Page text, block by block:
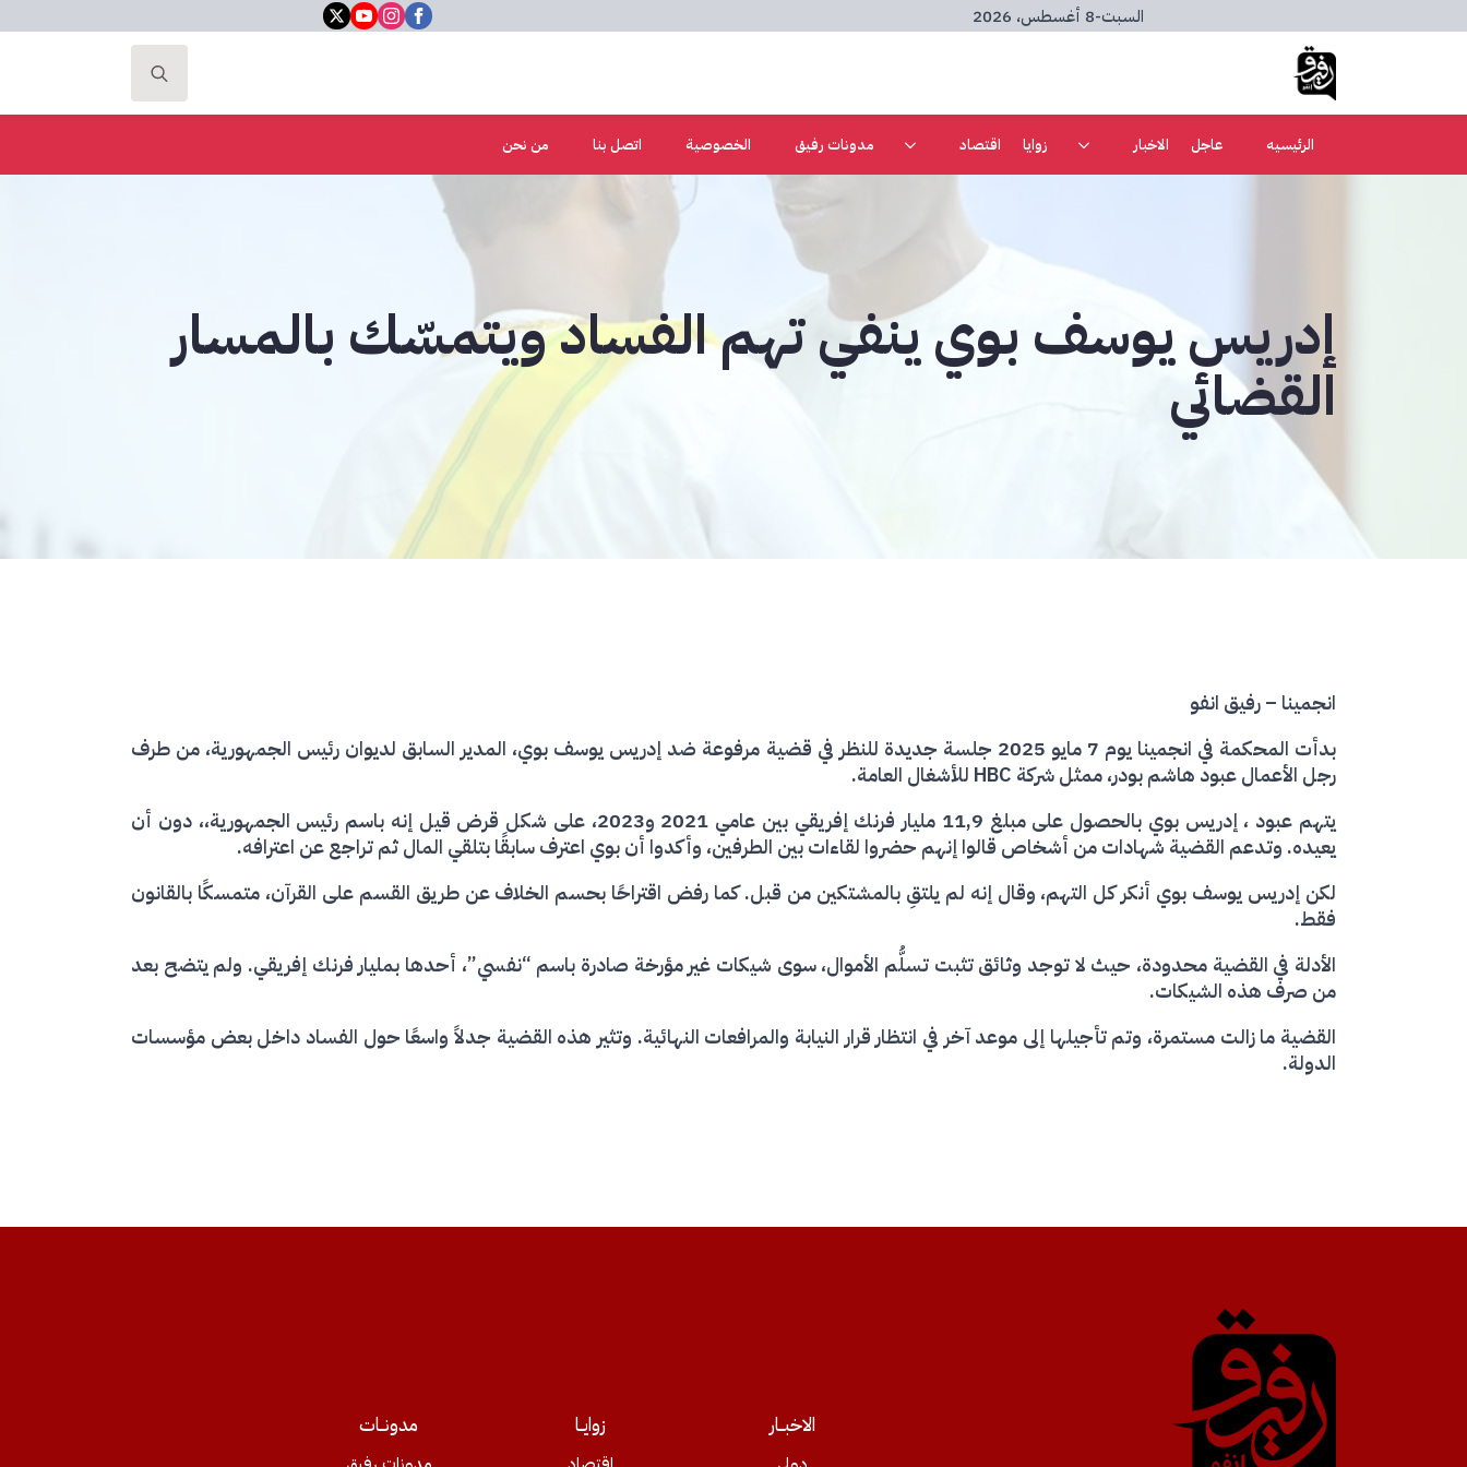
السبت-8 أغسطس، 2026
Search
الرئيسيه عاجل الاخبار زوايا اقتصاد مدونات رفيق الخصوصية اتصل بنا من نحن
إدريس يوسف بوي ينفي تهم الفساد ويتمسّك بالمسار
القضائي
انجمينا – رفيق انفو
بدأت المحكمة في انجمينا يوم 7 مايو 2025 جلسة جديدة للنظر في قضية مرفوعة ضد إدريس يوسف بوي، المدير السابق لديوان رئيس الجمهورية، من طرف
رجل الأعمال عبود هاشم بودر، ممثل شركة HBC للأشغال العامة.
يتهم عبود ، إدريس بوي بالحصول على مبلغ 11,9 مليار فرنك إفريقي بين عامي 2021 و2023، على شكل قرض قيل إنه باسم رئيس الجمهورية،، دون أن
يعيده. وتدعم القضية شهادات من أشخاص قالوا إنهم حضروا لقاءات بين الطرفين، وأكدوا أن بوي اعترف سابقًا بتلقي المال ثم تراجع عن اعترافه.
لكن إدريس يوسف بوي أنكر كل التهم، وقال إنه لم يلتقِ بالمشتكين من قبل. كما رفض اقتراحًا بحسم الخلاف عن طريق القسم على القرآن، متمسكًا بالقانون
فقط.
الأدلة في القضية محدودة، حيث لا توجد وثائق تثبت تسلُّم الأموال، سوى شيكات غير مؤرخة صادرة باسم “نفسي”، أحدها بمليار فرنك إفريقي. ولم يتضح بعد
من صرف هذه الشيكات.
القضية ما زالت مستمرة، وتم تأجيلها إلى موعد آخر في انتظار قرار النيابة والمرافعات النهائية. وتثير هذه القضية جدلاً واسعًا حول الفساد داخل بعض مؤسسات
الدولة.
الاخبــار زوايــا مدونــات